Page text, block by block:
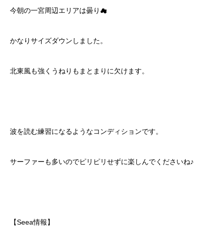
今朝の一宮周辺エリアは曇り☁
かなりサイズダウンしました。
北東風も強くうねりもまとまりに欠けます。
波を読む練習になるようなコンディションです。
サーファーも多いのでピリピリせずに楽しんでくださいね♪
【Seea情報】